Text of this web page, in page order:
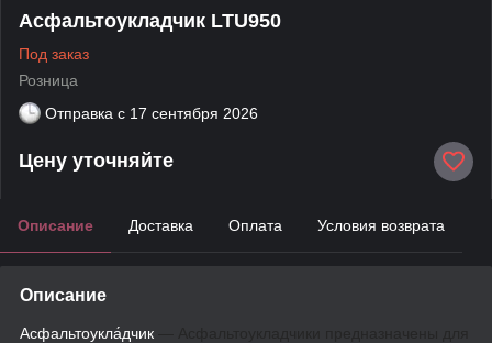
Асфальтоукладчик LTU950
Под заказ
Розница
Отправка с 17 сентября 2026
Цену уточняйте
Описание Доставка Оплата Условия возврата
Описание
Асфальтоукла́дчик